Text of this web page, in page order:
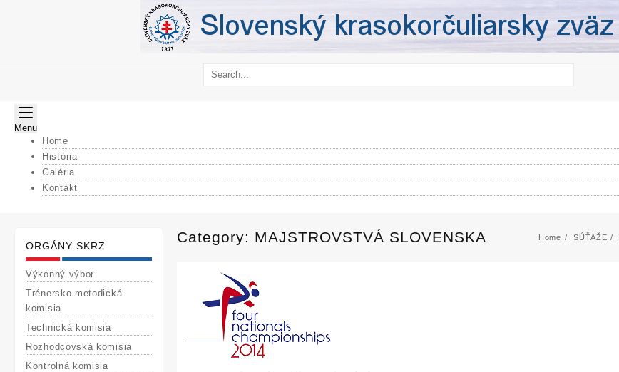
Menu
Home
História
Galéria
Kontakt
ORGÁNY SKRZ
Výkonný výbor
Trénersko-metodická
komisia
Technická komisia
Rozhodcovská komisia
Kontrolná komisia
Category: MAJSTROVSTVÁ SLOVENSKA Home SÚŤAŽE